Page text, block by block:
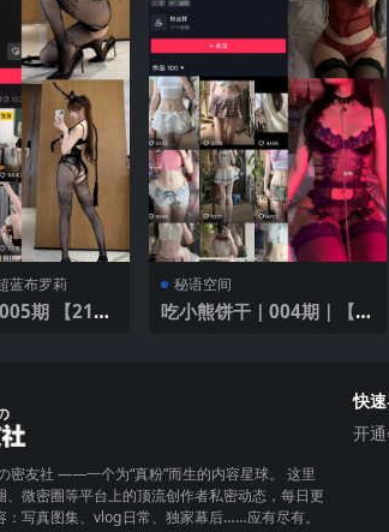
蓝布罗莉 秘语空间
吃小熊饼干｜004期｜【4
密友社 ——一个为“真粉”而生的内容星球。 这里
、微密圈等平台上的顶流创作者私密动态，每日更
：写真图集、vlog日常、独家幕后……应有尽有。
快
开